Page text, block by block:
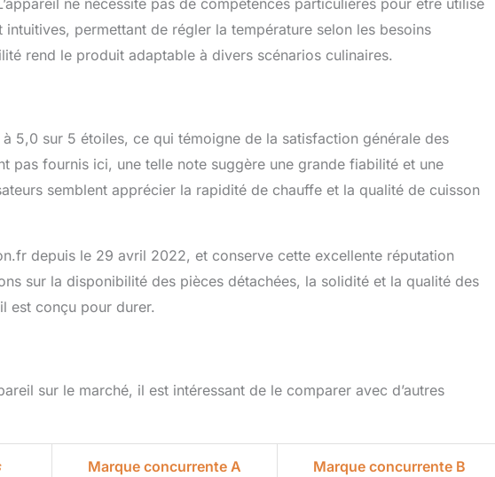
ne nécessite pas de compétences particulières pour être utilisé
permettant de régler la température selon les besoins
rend le produit adaptable à divers scénarios culinaires.
5,0 sur 5 étoiles, ce qui témoigne de la satisfaction générale des
pas fournis ici, une telle note suggère une grande fiabilité et une
semblent apprécier la rapidité de chauffe et la qualité de cuisson
depuis le 29 avril 2022, et conserve cette excellente réputation
sur la disponibilité des pièces détachées, la solidité et la qualité des
est conçu pour durer.
sur le marché, il est intéressant de le comparer avec d’autres
Marque concurrente A Marque concurrente B